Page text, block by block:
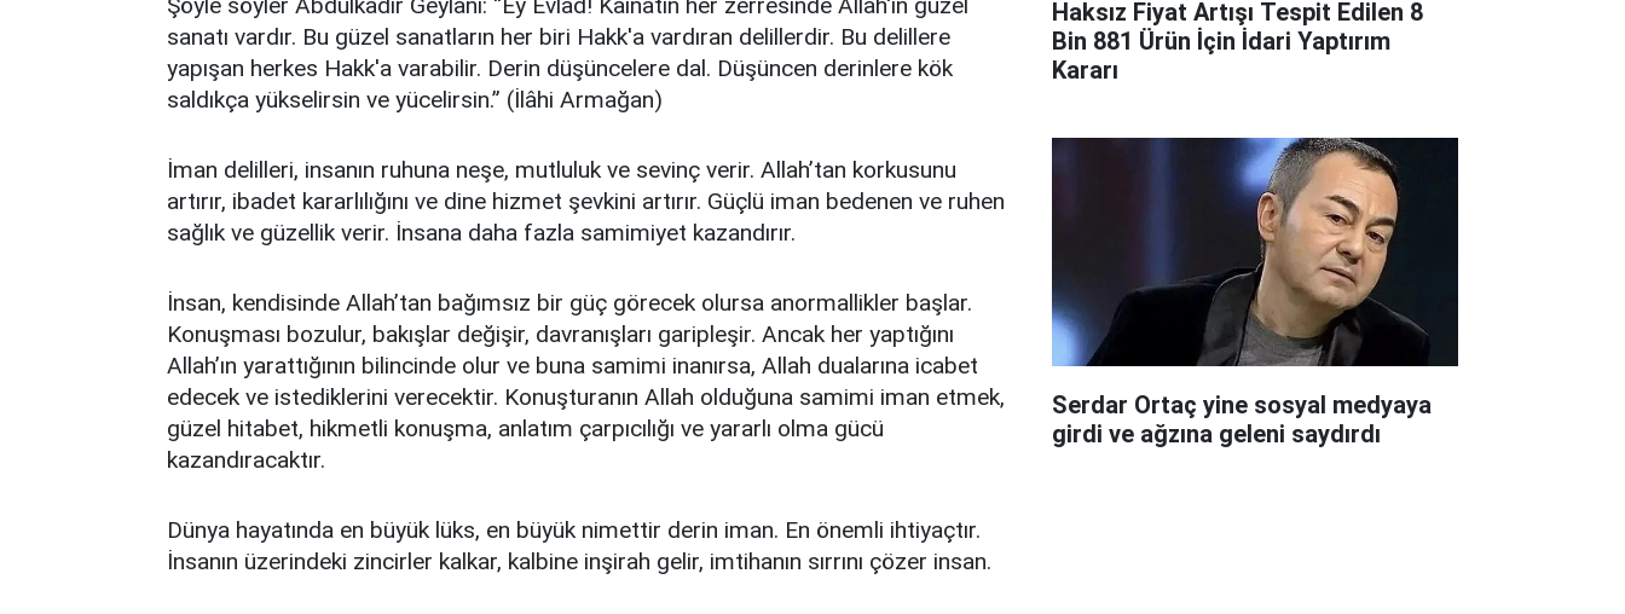
sanatı vardır. Bu güzel sanatların her biri Hakk'a vardıran delillerdir. Bu delillere
yapışan herkes Hakk'a varabilir. Derin düşüncelere dal. Düşüncen derinlere kök
saldıkça yükselirsin ve yücelirsin.” (İlâhi Armağan)
İman delilleri, insanın ruhuna neşe, mutluluk ve sevinç verir. Allah’tan korkusunu
artırır, ibadet kararlılığını ve dine hizmet şevkini artırır. Güçlü iman bedenen ve ruhen
sağlık ve güzellik verir. İnsana daha fazla samimiyet kazandırır.
İnsan, kendisinde Allah’tan bağımsız bir güç görecek olursa anormallikler başlar.
Konuşması bozulur, bakışlar değişir, davranışları garipleşir. Ancak her yaptığını
Allah’ın yarattığının bilincinde olur ve buna samimi inanırsa, Allah dualarına icabet
edecek ve istediklerini verecektir. Konuşturanın Allah olduğuna samimi iman etmek,
güzel hitabet, hikmetli konuşma, anlatım çarpıcılığı ve yararlı olma gücü
kazandıracaktır.
Dünya hayatında en büyük lüks, en büyük nimettir derin iman. En önemli ihtiyaçtır.
İnsanın üzerindeki zincirler kalkar, kalbine inşirah gelir, imtihanın sırrını çözer insan.
Haksız Fiyat Artışı Tespit Edilen 8
Bin 881 Ürün İçin İdari Yaptırım
Kararı
Serdar Ortaç yine sosyal medyaya
girdi ve ağzına geleni saydırdı